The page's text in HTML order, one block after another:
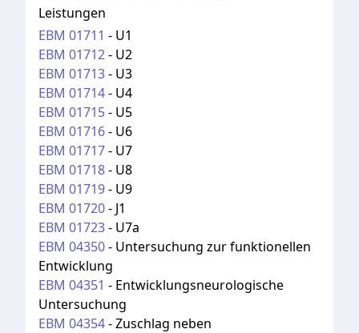
Leistungen
EBM 01711 - U1
EBM 01712- U2
EBM 01713- U3
EBM 01714- U4
EBM 01715- U5
EBM 01716- U6
EBM 01717- U7
EBM 01718- U8
EBM 01719- U9
EBM 01720- J1
EBM 01723- U7a
EBM 04350- Untersuchung zur funktionellen
Entwicklung
EBM 04351 - Entwicklungsneurologische
Untersuchung
EBM 04354-Zuschlag neben